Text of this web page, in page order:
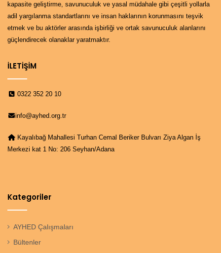
kapasite geliştirme, savunuculuk ve yasal müdahale gibi çeşitli yollarla
adil yargılanma standartlarını ve insan haklarının korunmasını teşvik
etmek ve bu aktörler arasında işbirliği ve ortak savunuculuk alanlarını
güçlendirecek olanaklar yaratmaktır.
İLETİŞİM
0322 352 20 10
info@ayhed.org.tr
Kayalıbağ Mahallesi Turhan Cemal Beriker Bulvarı Ziya Algan İş
Merkezi kat 1 No: 206 Seyhan/Adana
Kategoriler
AYHED Çalışmaları
Bültenler